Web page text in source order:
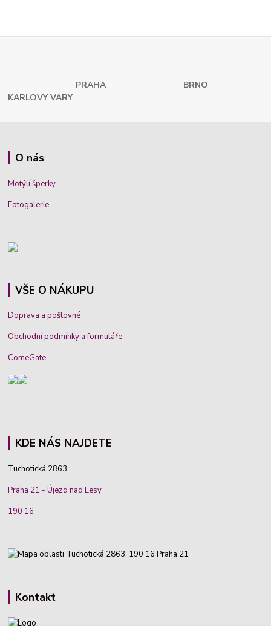
PRAHA
BRNO
KARLOVY VARY
O nás
Motýlí šperky
Fotogalerie
VŠE O NÁKUPU
Doprava a poštovné
Obchodní podmínky a formuláře
ComeGate
KDE NÁS NAJDETE
Tuchotická 2863
Praha 21 - Újezd nad Lesy
190 16
Kontakt